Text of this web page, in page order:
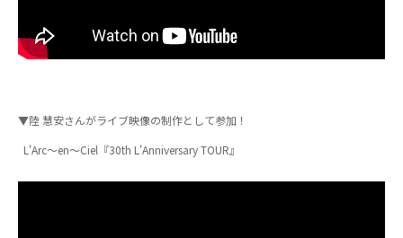
▼陸 慧安さんがライブ映像の制作として参加！
L'Arc〜en〜Ciel『30th L'Anniversary TOUR』